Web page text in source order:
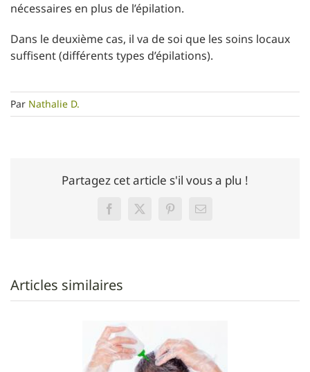
nécessaires en plus de l’épilation.
Dans le deuxième cas, il va de soi que les soins locaux
suffisent (différents types d’épilations).
Par Nathalie D.
Partagez cet article s'il vous a plu !
FacebookTwitterPinterestEmail
Articles similaires